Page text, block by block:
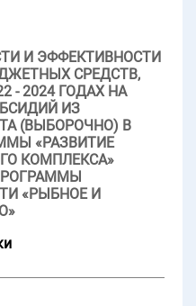
И ЭФФЕКТИВНОСТИ
СРЕДСТВ,
- 2024 ГОДАХ НА
ИЗ
(ВЫБОРОЧНО) В
«РАЗВИТИЕ
КОМПЛЕКСА»
«РЫБНОЕ И